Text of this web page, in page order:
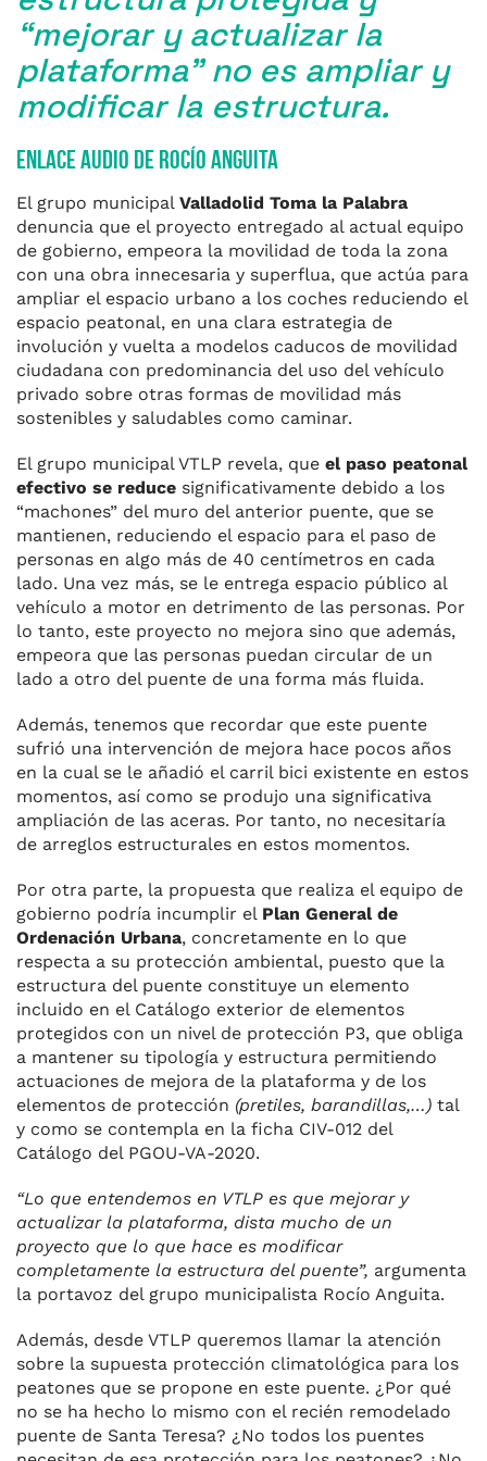
“mejorar y actualizar la
plataforma” no es ampliar y
modificar la estructura.
ENLACE audio de Rocío Anguita
El grupo municipal Valladolid Toma la Palabra
denuncia que el proyecto entregado al actual equipo
de gobierno, empeora la movilidad de toda la zona
con una obra innecesaria y superflua, que actúa para
ampliar el espacio urbano a los coches reduciendo el
espacio peatonal, en una clara estrategia de
involución y vuelta a modelos caducos de movilidad
ciudadana con predominancia del uso del vehículo
privado sobre otras formas de movilidad más
sostenibles y saludables como caminar.
El grupo municipal VTLP revela, que el paso peatonal
efectivo se reduce significativamente debido a los
“machones” del muro del anterior puente, que se
mantienen, reduciendo el espacio para el paso de
personas en algo más de 40 centímetros en cada
lado. Una vez más, se le entrega espacio público al
vehículo a motor en detrimento de las personas. Por
lo tanto, este proyecto no mejora sino que además,
empeora que las personas puedan circular de un
lado a otro del puente de una forma más fluida.
Además, tenemos que recordar que este puente
sufrió una intervención de mejora hace pocos años
en la cual se le añadió el carril bici existente en estos
momentos, así como se produjo una significativa
ampliación de las aceras. Por tanto, no necesitaría
de arreglos estructurales en estos momentos.
Por otra parte, la propuesta que realiza el equipo de
gobierno podría incumplir el Plan General de
Ordenación Urbana, concretamente en lo que
respecta a su protección ambiental, puesto que la
estructura del puente constituye un elemento
incluido en el Catálogo exterior de elementos
protegidos con un nivel de protección P3, que obliga
a mantener su tipología y estructura permitiendo
actuaciones de mejora de la plataforma y de los
elementos de protección (pretiles, barandillas,…) tal
y como se contempla en la ficha CIV-012 del
Catálogo del PGOU-VA-2020.
“Lo que entendemos en VTLP es que mejorar y
actualizar la plataforma, dista mucho de un
proyecto que lo que hace es modificar
completamente la estructura del puente”, argumenta
la portavoz del grupo municipalista Rocío Anguita.
Además, desde VTLP queremos llamar la atención
sobre la supuesta protección climatológica para los
peatones que se propone en este puente. ¿Por qué
no se ha hecho lo mismo con el recién remodelado
puente de Santa Teresa? ¿No todos los puentes